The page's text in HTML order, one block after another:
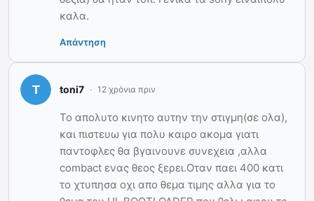
καλα.
Απάντηση
toni7 12 χρόνια πριν
Το απολυτο κινητο αυτην την στιγμη(σε ολα),
και πιστευω για πολυ καιρο ακομα γιατι
παντοφλες θα βγαινουνε συνεχεια ,αλλα
combact ενας θεος ξερει.Οταν παει 400 κατι
το χτυπησα οχι απο θεμα τιμης αλλα για το